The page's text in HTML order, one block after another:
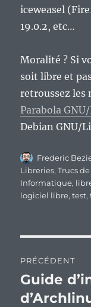
iceweasel
19.0.2, etc…
Moralité ? Si
soit libre et
retroussez
Parabola
Debian GNU/
Auteur
Frederic
Libreries,Trucs
Informatique,
logiciel libre,test,
de
l’article
PRÉCÉDENT
Publication
précédente :
Guide